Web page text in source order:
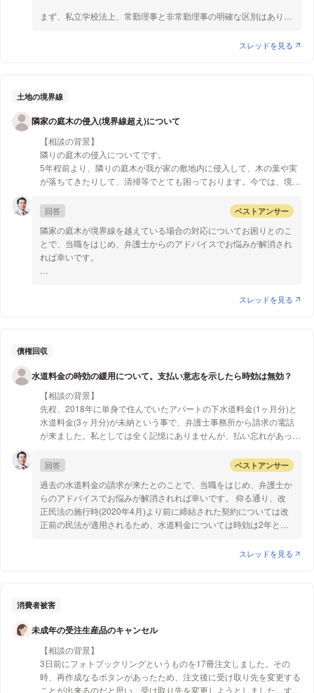
飲酒ノ禁止ニ関スル法律1条4項)。
ことが罪に問われないとしても、倫理上は問題があるかもしれませ
質問3について
大学のサークルで未成年であるメンバーが飲酒をした場合、罪に問
われるのはサークルの先輩ではなく「営業者にしてその業態上酒類
を販売または供与する者」である店側です。学生運営がパーティー
を主催した場合、仮に運営が飲食店と同じように「営業者にしてそ
二十歳未満ノ者ノ飲酒ノ禁止ニ関スル法律違反となる可能性があり
ます。
以上ご参考になれば幸いです。
まず、私立学校法上、常勤理事と非常勤理事の明確な区別はありま
で違法になることはないと思われます。理事の職務内容については
人を出席させ業務を特定の人に任せきりにしているような場合は、
違反となり、違法となる可能性はあります。
また、税務調査において、理事長の職務が常勤と認められるもので
はなく、理事長が得ている役員報酬が「過大役員報酬」にあたると
して、税法上問題になる可能性があります。
スレッドを見る
土地の境界線
隣家の庭木の侵入(境界線超え)について
【相談の背景】
隣りの庭木の侵入についてです。
5年程前より、隣りの庭木が我が家の敷地内に侵入して、木の葉や実
が落ちてきたりして、清掃等でとても困っております。今では、境界
達しております。今まで何度もお願いしたにもかかわらず、何とかし
ますというばかりで、何もしてくれませんでした。ところが、2日前
にやっと会えて再度申し出したところ、渋々、今度の土日に、自分で
庭木を切るとの返答がありました。こちらとしては、高さや本数があ
るので、業者にお願いしたらと提案しましたが、経済的な理由で出来
ないと言われました。
②①のため再度境界線を超えないように依頼したが、これ以上出来
【質問2】
③境界線を超えた場合には、罰則的なルールや法律等はないので
しょうか
回答 ベストアンサー
隣家の庭木が境界線を越えている場合の対応についてお困りとのこ
とで、当職をはじめ、弁護士からのアドバイスでお悩みが解消され
れば幸いです。
ご質問のように隣家の庭木が境界線をはみ出している場合、民法で
うに申し入れることになりますが、ご質問１の①②の場合のよう
所の調停制度を利用するという方法があります。調停は、裁判所を
使って行い、調停委員が間に入って合意に向けた話を進めていくも
のですが、これによって話し合いが成立すれば、その合意に従って
木の所有者が剪定をしてくれることになるかと存じます。ただし、
調停はあくまで話し合いによって進めるものであるので、相手が応
じなければ成立しません。
このように、調停によっても問題が解決できない場合には、強制的
に枝の切除を行うため、侵入してきた枝の切除を求める訴訟を提起
する必要があります。この訴訟に勝訴すると、勝訴判決に基づいて
強制執行を申し立て、木の所有者の費用負担で第三者に枝葉を切除
させることになります。そして、この裁判で勝訴するためには、枝
葉が敷地内に侵入していることや、侵入による被害や損害のおそれ
て、枝葉と被害の実態がよくわかるように写真を撮るなどの工夫が
スレッドを見る
債権回収
水道料金の時効の緩用について。支払い意志を示したら時効は無効？
【相談の背景】
先程、2018年に単身で住んでいたアパートの下水道料金(1ヶ月分)と
水道料金(3ヶ月分)が未納という事で、弁護士事務所から請求の電話
が来ました。私としては全く記憶にありませんが、払い忘れがあった
しかし、後から調べ時効があると知りました。水道料金の時効は現在
は5年かと思いますが、適用されたのは2020年からと思いますので、
改正前の2年が適用されますよね？その為水道料金は時効だと思うの
です。下水道は時効5年なので仕方ないと思いますが…。
【質問1】
務所との電話で「請求書を送ってもいいか」という質問に承諾し現住
回答 ベストアンサー
過去の水道料金の請求が来たとのことで、当職をはじめ、弁護士か
らのアドバイスでお悩みが解消されれば幸いです。 仰る通り、改
正民法の施行時(2020年4月)より前に締結された契約については改
正前の民法が適用されるため、水道料金については時効は2年とな
在することを承認した場合、いったん債務の存在を認めるような行
もいいか」という質問に承諾して現住所を教えたとのことですが、
もっとも、裁判になった場合、債務の承認があったことを証明しな
ければならないのは債権者側なので、電話口で口頭で話しただけで
あれば、録音等されていない限り証拠がある可能性は低いと思いま
す。
スレッドを見る
消費者被害
未成年の受注生産品のキャンセル
【相談の背景】
3日前にフォトブックリングというものを17冊注文しました。その
時、再作成なるボタンがあったため、注文後に受け取り先を変更する
ことが出来るのだと思い、受け取り先を変更しようとしました。する